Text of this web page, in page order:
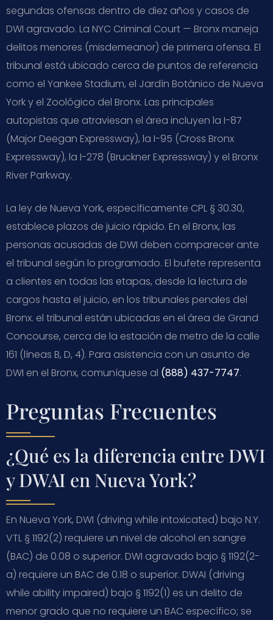
segundas ofensas dentro de diez años y casos de
DWI agravado. La NYC Criminal Court — Bronx maneja
delitos menores (misdemeanor) de primera ofensa. El
tribunal está ubicado cerca de puntos de referencia
como el Yankee Stadium, el Jardín Botánico de Nueva
York y el Zoológico del Bronx. Las principales
autopistas que atraviesan el área incluyen la I-87
(Major Deegan Expressway), la I-95 (Cross Bronx
Expressway), la I-278 (Bruckner Expressway) y el Bronx
River Parkway.
La ley de Nueva York, específicamente CPL § 30.30,
establece plazos de juicio rápido. En el Bronx, las
personas acusadas de DWI deben comparecer ante
el tribunal según lo programado. El bufete representa
a clientes en todas las etapas, desde la lectura de
cargos hasta el juicio, en los tribunales penales del
Bronx. el tribunal están ubicadas en el área de Grand
Concourse, cerca de la estación de metro de la calle
161 (líneas B, D, 4). Para asistencia con un asunto de
DWI en el Bronx, comuníquese al (888) 437-7747.
Preguntas Frecuentes
¿Qué es la diferencia entre DWI
y DWAI en Nueva York?
En Nueva York, DWI (driving while intoxicated) bajo N.Y.
VTL § 1192(2) requiere un nivel de alcohol en sangre
(BAC) de 0.08 o superior. DWI agravado bajo § 1192(2-
a) requiere un BAC de 0.18 o superior. DWAI (driving
while ability impaired) bajo § 1192(1) es un delito de
menor grado que no requiere un BAC específico; se